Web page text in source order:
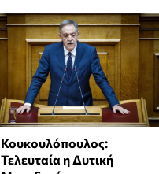
Κουκουλόπουλος:
Τελευταία η Δυτική